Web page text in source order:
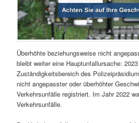
Überhöhte beziehungsweise nicht
bleibt weiter eine Hauptunfallursache:
Zuständigkeitsbereich des
nicht angepasster oder überhöhter
Verkehrsunfälle registriert. Im Jahr 2022
Verkehrsunfälle.